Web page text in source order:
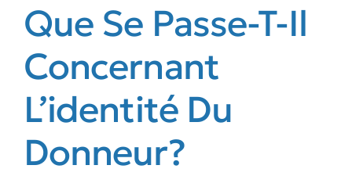
Que Se Passe-T-Il
Concernant
L’identité Du
Donneur?